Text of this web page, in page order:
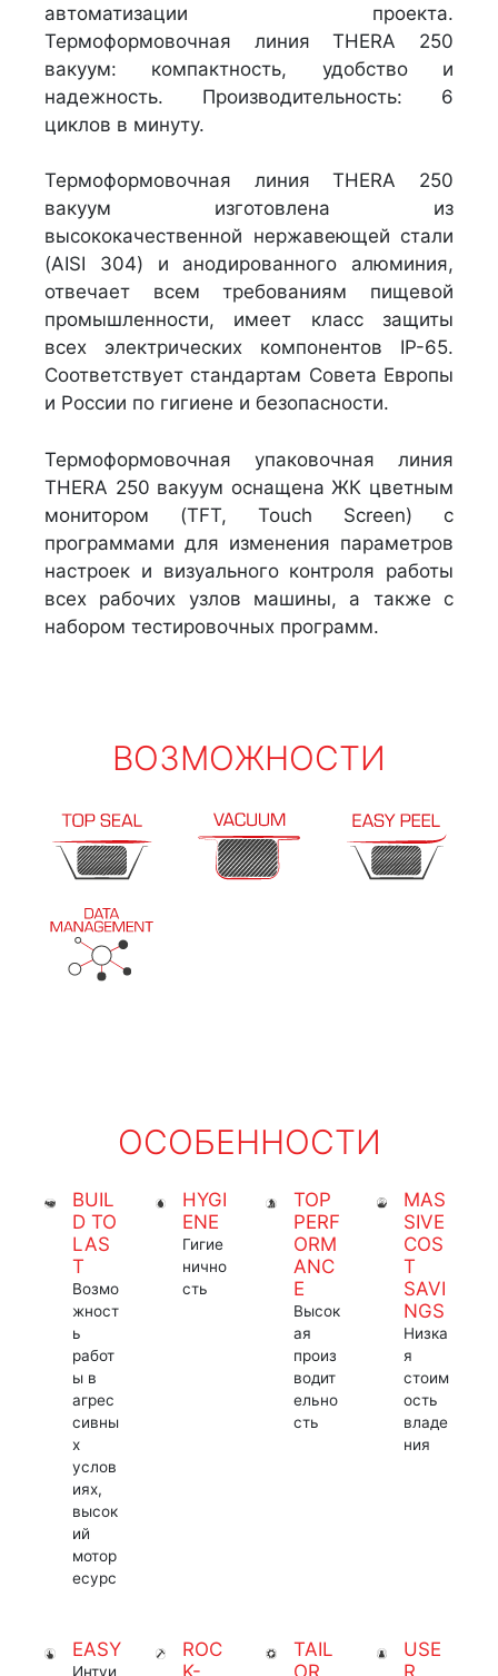
автоматизации проекта.
Термоформовочная линия THERA 250
вакуум: компактность, удобство и
надежность. Производительность: 6
циклов в минуту.
Термоформовочная линия THERA 250
вакуум изготовлена из
высококачественной нержавеющей стали
(AISI 304) и анодированного алюминия,
отвечает всем требованиям пищевой
промышленности, имеет класс защиты
всех электрических компонентов IP-65.
Соответствует стандартам Совета Европы
и России по гигиене и безопасности.
Термоформовочная упаковочная линия
THERA 250 вакуум оснащена ЖК цветным
монитором (TFT, Touch Screen) с
программами для изменения параметров
настроек и визуального контроля работы
всех рабочих узлов машины, а также с
набором тестировочных программ.
ВОЗМОЖНОСТИ
ОСОБЕННОСТИ
BUIL
D TO
LAS
T
Возмо
жност
ь
работ
ы в
агрес
сивны
х
услов
иях,
высок
ий
мотор
есурс
HYGI
ENE
Гигие
нично
сть
TOP
PERF
ORM
ANC
E
Высок
ая
произ
водит
ельно
сть
MAS
SIVE
COS
T
SAVI
NGS
Низка
я
стоим
ость
владе
ния
EASY
Интуи
ROC
TAIL
USE